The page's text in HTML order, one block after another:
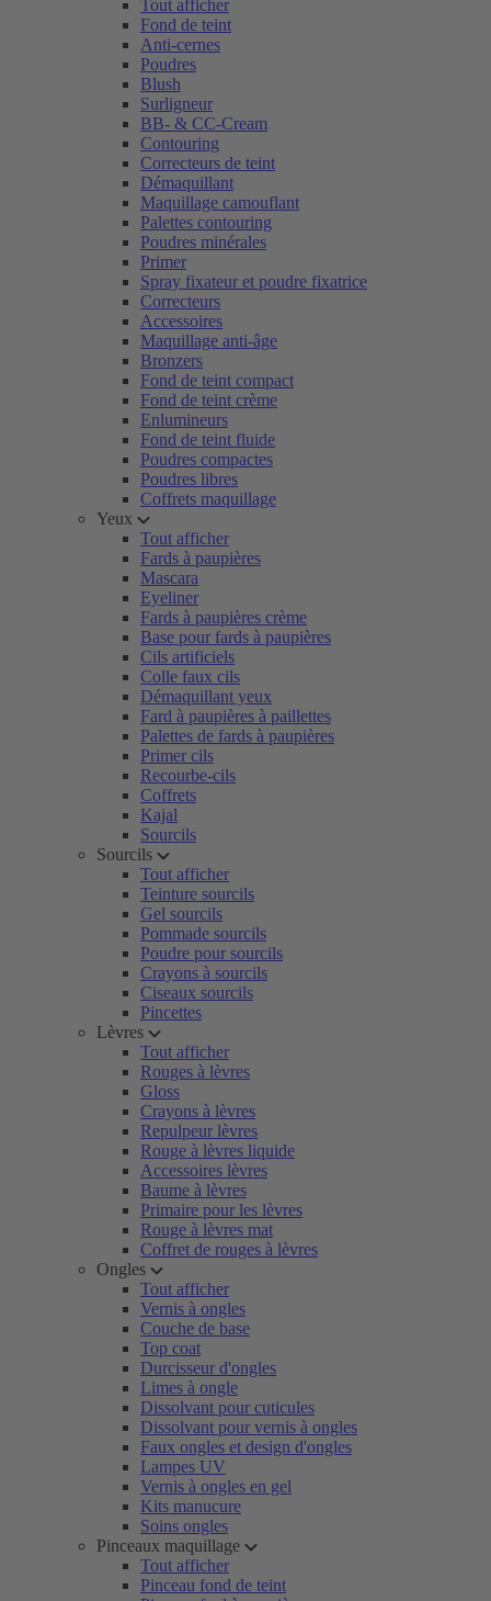
Tout afficher
Fond de teint
Anti-cernes
Poudres
Blush
Surligneur
BB- & CC-Cream
Contouring
Correcteurs de teint
Démaquillant
Maquillage camouflant
Palettes contouring
Poudres minérales
Primer
Spray fixateur et poudre fixatrice
Correcteurs
Accessoires
Maquillage anti-âge
Bronzers
Fond de teint compact
Fond de teint crème
Enlumineurs
Fond de teint fluide
Poudres compactes
Poudres libres
Coffrets maquillage
Yeux
Tout afficher
Fards à paupières
Mascara
Eyeliner
Fards à paupières crème
Base pour fards à paupières
Cils artificiels
Colle faux cils
Démaquillant yeux
Fard à paupières à paillettes
Palettes de fards à paupières
Primer cils
Recourbe-cils
Coffrets
Kajal
Sourcils
Sourcils
Tout afficher
Teinture sourcils
Gel sourcils
Pommade sourcils
Poudre pour sourcils
Crayons à sourcils
Ciseaux sourcils
Pincettes
Lèvres
Tout afficher
Rouges à lèvres
Gloss
Crayons à lèvres
Repulpeur lèvres
Rouge à lèvres liquide
Accessoires lèvres
Baume à lèvres
Primaire pour les lèvres
Rouge à lèvres mat
Coffret de rouges à lèvres
Ongles
Tout afficher
Vernis à ongles
Couche de base
Top coat
Durcisseur d'ongles
Limes à ongle
Dissolvant pour cuticules
Dissolvant pour vernis à ongles
Faux ongles et design d'ongles
Lampes UV
Vernis à ongles en gel
Kits manucure
Soins ongles
Pinceaux maquillage
Tout afficher
Pinceau fond de teint